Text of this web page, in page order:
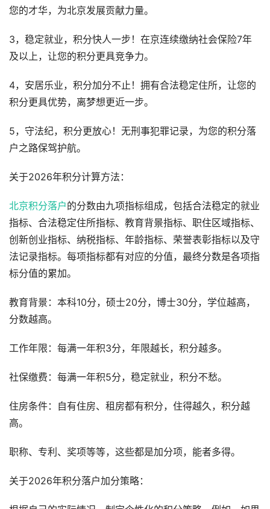
您的才华，为北京发展贡献力量。
3，稳定就业，积分快人一步！在京连续缴纳社会保险7年
及以上，让您的积分更具竞争力。
4，安居乐业，积分加分不止！拥有合法稳定住所，让您的
积分更具优势，离梦想更近一步。
5，守法纪，积分更放心！无刑事犯罪记录，为您的积分落
户之路保驾护航。
关于2026年积分计算方法：
北京积分落户的分数由九项指标组成，包括合法稳定的就业
指标、合法稳定住所指标、教育背景指标、职住区域指标、
创新创业指标、纳税指标、年龄指标、荣誉表彰指标以及守
法记录指标。每项指标都有对应的分值，最终分数是各项指
标分值的累加。
教育背景：本科10分，硕士20分，博士30分，学位越高，
分数越高。
工作年限：每满一年积3分，年限越长，积分越多。
社保缴费：每满一年积5分，稳定就业，积分不愁。
住房条件：自有住房、租房都有积分，住得越久，积分越
高。
职称、专利、奖项等等，这些都是加分项，能者多得。
关于2026年积分落户加分策略：